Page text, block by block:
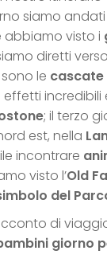
siamo
abbiamo visto i
diretti verso
le cascate
incredibili
; il terzo
est, nella
incontrare
visto l’Old
del
di
giorno